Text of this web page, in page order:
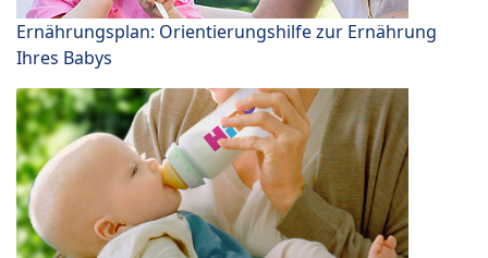
Ernährungsplan: Orientierungshilfe zur Ernährung
Ihres Babys